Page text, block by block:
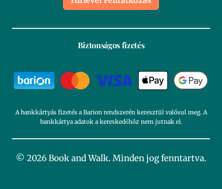
Biztonságos fizetés
A bankkártyás fizetés a Barion rendszerén keresztül valósul meg. A
bankkártya adatok a kereskedőhöz nem jutnak el.
© 2026 Book and Walk. Minden jog fenntartva.